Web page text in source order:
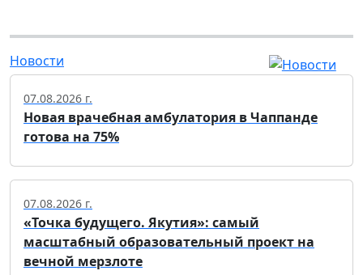
Новости
07.08.2026 г.
Новая врачебная амбулатория в Чаппанде
готова на 75%
07.08.2026 г.
«Точка будущего. Якутия»: самый
масштабный образовательный проект на
вечной мерзлоте